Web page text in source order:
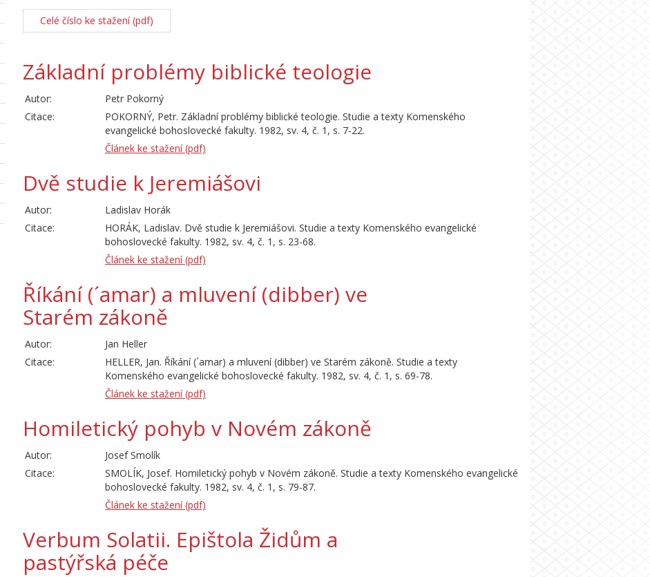
Celé číslo ke stažení (pdf)
Základní problémy biblické teologie
Autor:
Petr Pokorný
Citace:
POKORNÝ, Petr. Základní problémy biblické teologie. Studie a texty Komenského
evangelické bohoslovecké fakulty. 1982, sv. 4, č. 1, s. 7-22.
Článek ke stažení (pdf)
Dvě studie k Jeremiášovi
Autor:
Ladislav Horák
Citace:
HORÁK, Ladislav. Dvě studie k Jeremiášovi. Studie a texty Komenského evangelické
bohoslovecké fakulty. 1982, sv. 4, č. 1, s. 23-68.
Článek ke stažení (pdf)
Říkání (´amar) a mluvení (dibber) ve
Starém zákoně
Autor:
Jan Heller
Citace:
HELLER, Jan. Říkání (´amar) a mluvení (dibber) ve Starém zákoně. Studie a texty
Komenského evangelické bohoslovecké fakulty. 1982, sv. 4, č. 1, s. 69-78.
Článek ke stažení (pdf)
Homiletický pohyb v Novém zákoně
Autor:
Josef Smolík
Citace:
SMOLÍK, Josef. Homiletický pohyb v Novém zákoně. Studie a texty Komenského evangelické
bohoslovecké fakulty. 1982, sv. 4, č. 1, s. 79-87.
Článek ke stažení (pdf)
Verbum Solatii. Epištola Židům a
pastýřská péče